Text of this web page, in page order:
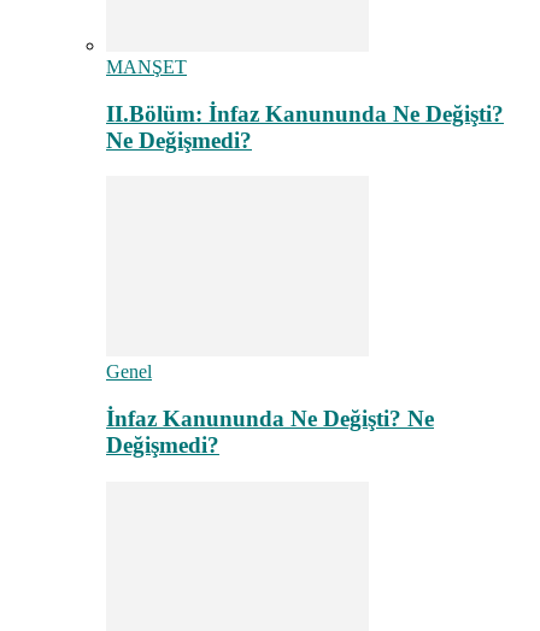
MANŞET
II.Bölüm: İnfaz Kanununda Ne Değişti?
Ne Değişmedi?
Genel
İnfaz Kanununda Ne Değişti? Ne
Değişmedi?